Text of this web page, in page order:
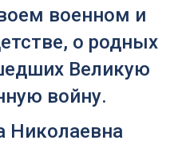
военном и
о родных
Великую
войну.